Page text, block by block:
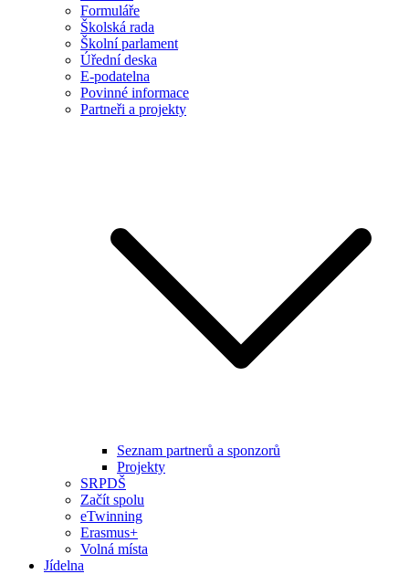
Formuláře
Školská rada
Školní parlament
Úřední deska
E-podatelna
Povinné informace
Partneři a projekty
Seznam partnerů a sponzorů
Projekty
SRPDŠ
Začít spolu
eTwinning
Erasmus+
Volná místa
Jídelna